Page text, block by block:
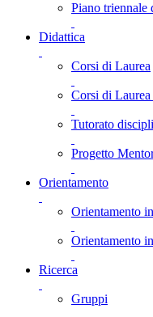
Piano triennale
Didattica
Corsi di Laurea
Corsi di
Tutorato
Progetto
Orientamento
Orientamento
Orientamento
Ricerca
Gruppi